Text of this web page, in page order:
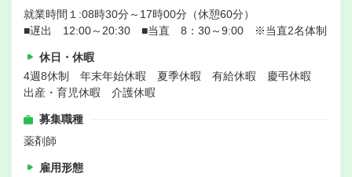
就業時間１:08時30分～17時00分（休憩60分）
■遅出 12:00～20:30 ■当直 8：30～9:00 ※当直2名体制
休日・休暇
4週8休制 年末年始休暇 夏季休暇 有給休暇 慶弔休暇
出産・育児休暇 介護休暇
募集職種
薬剤師
雇用形態